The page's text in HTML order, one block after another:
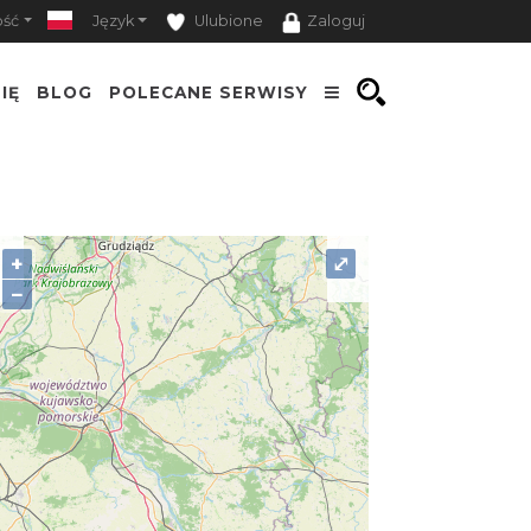
Język Ulubione Zaloguj
BLOG POLECANE SERWISY
+
−
⤢